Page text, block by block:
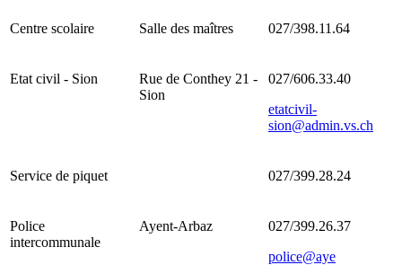
Centre scolaire Salle des maîtres 027/398.11.64
Etat civil - Sion
Rue de Conthey 21 -
Sion
027/606.33.40
etatcivil-
sion@admin.vs.ch
Service de piquet 027/399.28.24
Police
intercommunale
Ayent-Arbaz
027/399.26.37
police@aye